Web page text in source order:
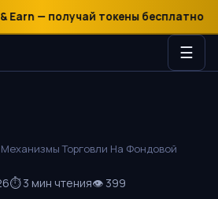
— получай токены бесплатно
☰
Механизмы Торговли На Фондовой
⏱ 3 мин чтения👁 399